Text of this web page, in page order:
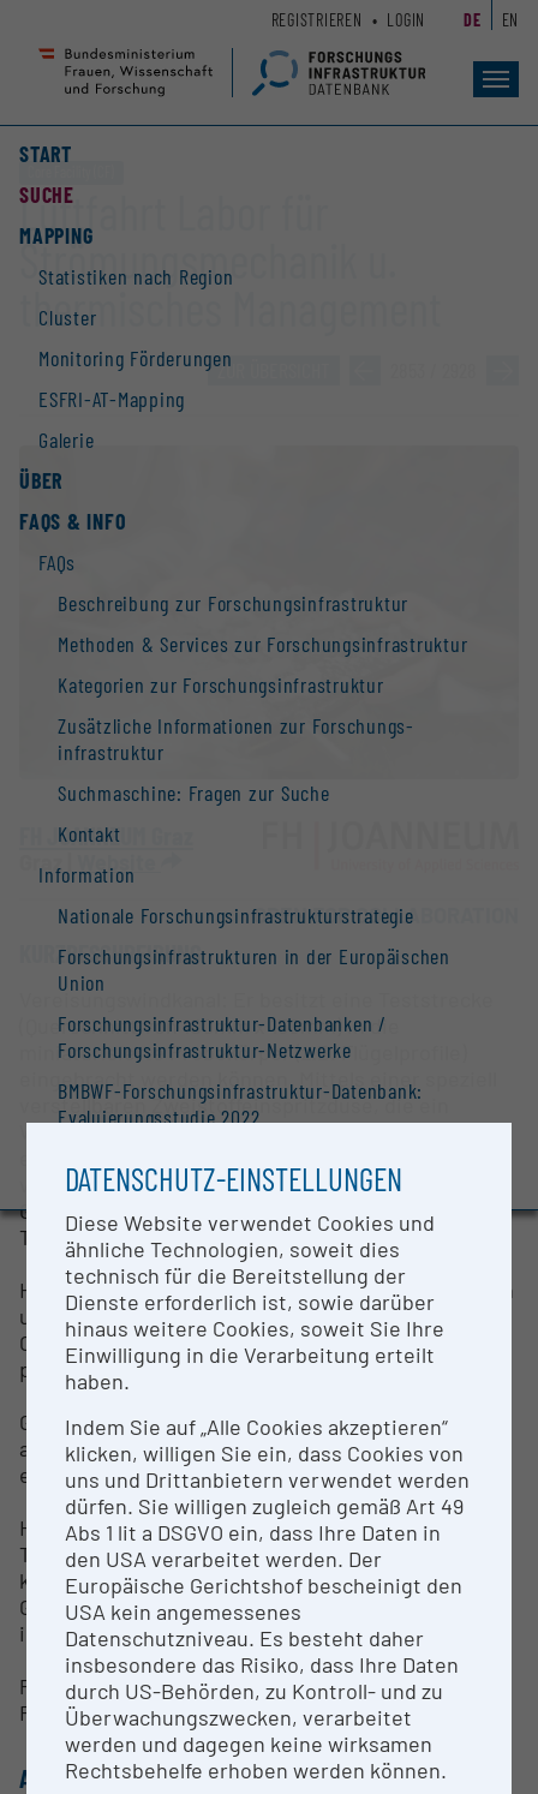
Seiteninhalt
Accesskey
Hauptnavigation
Accesskey
START
SUCHE
MAPPING
Statistiken nach Region
Cluster
Monitoring Förderungen
ESFRI-AT-Mapping
Galerie
ÜBER
FAQS & INFO
FAQs
Beschreibung zur Forschungs­infrastruktur
Methoden & Services zur Forschungs­infrastruktur
Kategorien zur Forschungs­infrastruktur
Zusätzliche Informationen zur Forschungs­
infrastruktur
Suchmaschine: Fragen zur Suche
Kontakt
Information
Nationale Forschungs­infrastruktur­strategie
Forschungs­infrastrukturen in der Europäischen
Union
Forschungs­infrastruktur-Datenbanken /
Forschungs­infrastruktur-Netzwerke
BMBWF-Forschungsinfrastruktur-Datenbank:
Evaluierungsstudie 2022
REGISTRIEREN LOGIN DE EN
Luftfahrt Labor für
Strömungsmechanik u.
thermisches Management
ZUR ÜBERSICHT
FH JOANNEUM Graz
Graz |
Website
OPEN FOR COLLABORATION
KURZBESCHREIBUNG
Vereisungswindkanal: Er besitzt eine Teststrecke
(Querschnitt von 100mm x 150mm) in die
miniaturisierte Probekörper (z.B. Flügelprofile)
eingebracht werden können. Mittels einer speziell
verstellbaren Zweistoffeinspritzdüse, die ein
Wassertropfenspektrum ähnlich dem in Wolken
variiert werden. Temperaturen bis -25°C u.
Geschwindigkeiten bis 20 m/s sind in der
Teststrecke möglich.
HPC-Linux-Cluster mit insgesamt 64 Rechenkernen
und 288 GB RAM. Die Strömungssoftware ANSYS
CFX gestattet, komplexe Strömungsberechnungen
parallelisiert auf dem Cluster durchzuführen.
Gebläseprüfstand: 30 kW starkes Gebläse,
angetrieben durch einen Hydraulikmotor, stellt
einen Luftstrom bis 10 m3/ her.
Hitzdrahtanemometer: Mit einem CTA (Constant
Temperature Anemometer), = spezielle Variante,
können hochfrequente
Geschwindigkeitsschwankungen u. Turbulenzgrade
in Strömungen bestimmt werden.
Prandtl- u. Pitotsonden, Temperatur- u.
Feuchtigkeitssensoren.
ANSPRECHPERSON
DATENSCHUTZ-EINSTELLUNGEN
Diese Website verwendet Cookies und
ähnliche Technologien, soweit dies
technisch für die Bereitstellung der
Dienste erforderlich ist, sowie darüber
hinaus weitere Cookies, soweit Sie Ihre
Einwilligung in die Verarbeitung erteilt
haben.
Indem Sie auf „Alle Cookies akzeptieren“
klicken, willigen Sie ein, dass Cookies von
uns und Drittanbietern verwendet werden
dürfen. Sie willigen zugleich gemäß Art 49
Abs 1 lit a DSGVO ein, dass Ihre Daten in
den USA verarbeitet werden. Der
Europäische Gerichtshof bescheinigt den
USA kein angemessenes
Datenschutzniveau. Es besteht daher
insbesondere das Risiko, dass Ihre Daten
durch US-Behörden, zu Kontroll- und zu
Überwachungszwecken, verarbeitet
werden und dagegen keine wirksamen
Rechtsbehelfe erhoben werden können.